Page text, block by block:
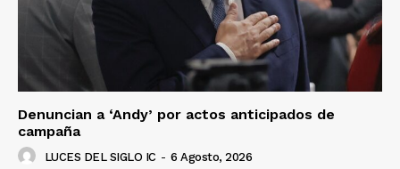
Denuncian a ‘Andy’ por actos anticipados de
campaña
LUCES DEL SIGLO IC - 6 Agosto, 2026